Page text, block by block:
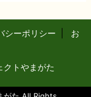
シーポリシー
お
クトやまがた